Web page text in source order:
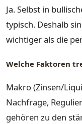
Ja. Selbst in
typisch. Deshalb
wichtiger als die
Welche Faktoren
Makro (Zinsen/
Nachfrage,
gehören zu den